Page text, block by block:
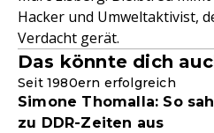
Hacker und Umweltaktivist,
Verdacht gerät.
Das könnte dich
Seit 1980ern erfolgreich
Simone Thomalla: So
zu DDR-Zeiten aus